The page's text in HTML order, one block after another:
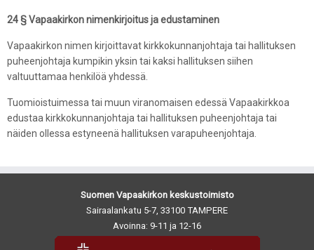
24 § Vapaakirkon nimenkirjoitus ja edustaminen
Vapaakirkon nimen kirjoittavat kirkkokunnanjohtaja tai hallituksen
puheenjohtaja kumpikin yksin tai kaksi hallituksen siihen
valtuuttamaa henkilöä yhdessä.
Tuomioistuimessa tai muun viranomaisen edessä Vapaakirkkoa
edustaa kirkkokunnanjohtaja tai hallituksen puheenjohtaja tai
näiden ollessa estyneenä hallituksen varapuheenjohtaja.
Suomen Vapaakirkon keskustoimisto
Sairaalankatu 5-7, 33100 TAMPERE
Avoinna: 9-11 ja 12-16